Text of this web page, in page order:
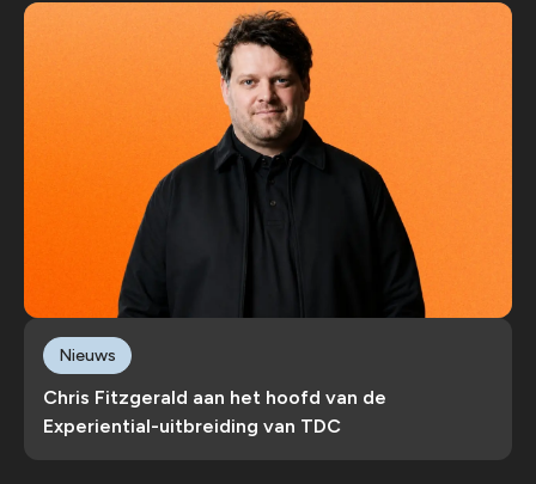
Chris Fitzgerald aan het hoofd van de
Experiential-uitbreiding van TDC
Nieuws